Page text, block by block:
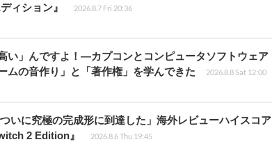
ィション』
2026.8.7 Fri 20:36
い」んですよ！―カプコンとコンピュータソフトウェア
ムの音作り」と「著作権」を学んできた
2026.8.8 Sat 12:00
いに究極の完成形に到達した」海外レビューハイスコア
2 Edition』
2026.8.6 Thu 19:45